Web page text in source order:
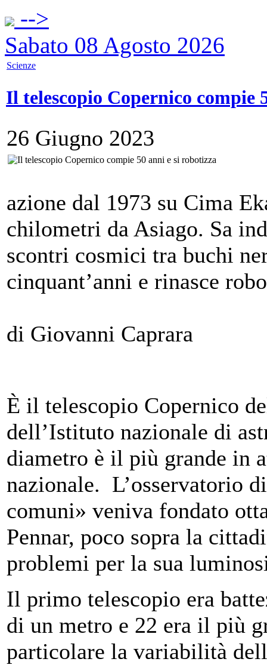
-->
Sabato 08 Agosto 2026
Scienze
Il telescopio Copernico compie
26 Giugno 2023
azione dal 1973 su Cima
chilometri da Asiago. Sa
scontri cosmici tra buchi
cinquant’anni e rinasce
di Giovanni Caprara
È il telescopio Copernico
dell’Istituto nazionale di
diametro è il più grande in
nazionale. L’osservatorio
comuni» veniva fondato
Pennar, poco sopra la
problemi per la sua
Il primo telescopio era
di un metro e 22 era il più
particolare la variabilità